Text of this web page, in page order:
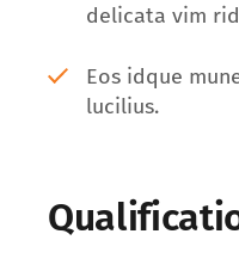
delicata vim
Eos idque
lucilius.